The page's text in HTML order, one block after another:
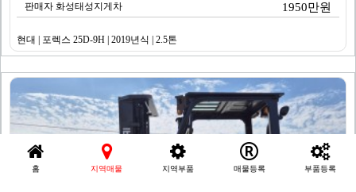
판매자 화성태성지게차 1950만원
현대 | 포렉스 25D-9H | 2019년식 | 2.5톤
홈 지역매물 지역부품 매물등록 부품등록